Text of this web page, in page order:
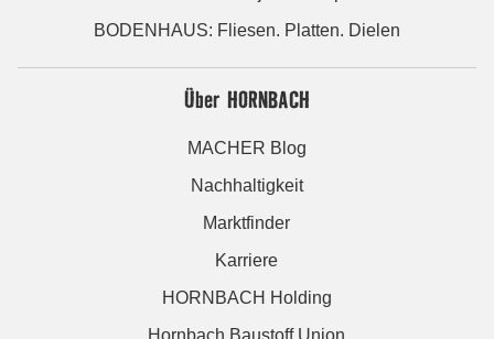
BODENHAUS: Fliesen. Platten. Dielen
Über HORNBACH
MACHER Blog
Nachhaltigkeit
Marktfinder
Karriere
HORNBACH Holding
Hornbach Baustoff Union